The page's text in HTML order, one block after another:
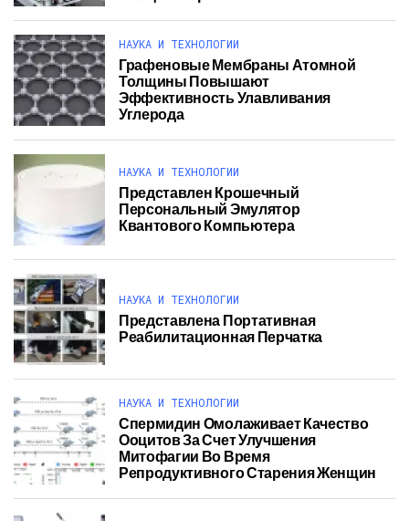
НАУКА И ТЕХНОЛОГИИ
Графеновые Мембраны Атомной
Толщины Повышают
Эффективность Улавливания
Углерода
НАУКА И ТЕХНОЛОГИИ
Представлен Крошечный
Персональный Эмулятор
Квантового Компьютера
НАУКА И ТЕХНОЛОГИИ
Представлена Портативная
Реабилитационная Перчатка
НАУКА И ТЕХНОЛОГИИ
Спермидин Омолаживает Качество
Ооцитов За Счет Улучшения
Митофагии Во Время
Репродуктивного Старения Женщин